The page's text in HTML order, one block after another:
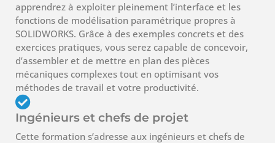
apprendrez à exploiter pleinement l’interface et les
fonctions de modélisation paramétrique propres à
SOLIDWORKS. Grâce à des exemples concrets et des
exercices pratiques, vous serez capable de concevoir,
d’assembler et de mettre en plan des pièces
mécaniques complexes tout en optimisant vos
méthodes de travail et votre productivité.
Ingénieurs et chefs de projet
Cette formation s’adresse aux ingénieurs et chefs de